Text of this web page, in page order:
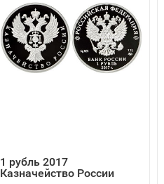
1 рубль 2017
Казначейство России